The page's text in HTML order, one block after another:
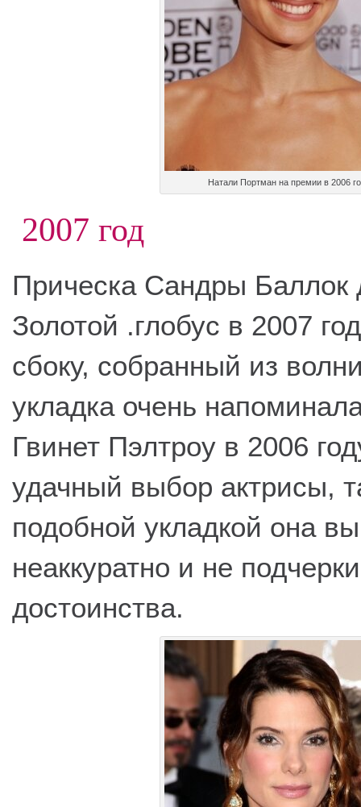
Натали Портман на премии в 2006
2007 год
Прическа Сандры Баллок
Золотой .глобус в 2007
сбоку, собранный из
укладка очень
Гвинет Пэлтроу в 2006
удачный выбор актрисы,
подобной укладкой она
неаккуратно и не
достоинства.